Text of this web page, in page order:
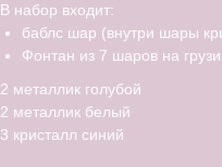
В набор входит:
баблс шар (внутри шары
Фонтан из 7 шаров на
2 металлик голубой
2 металлик белый
3 кристалл синий